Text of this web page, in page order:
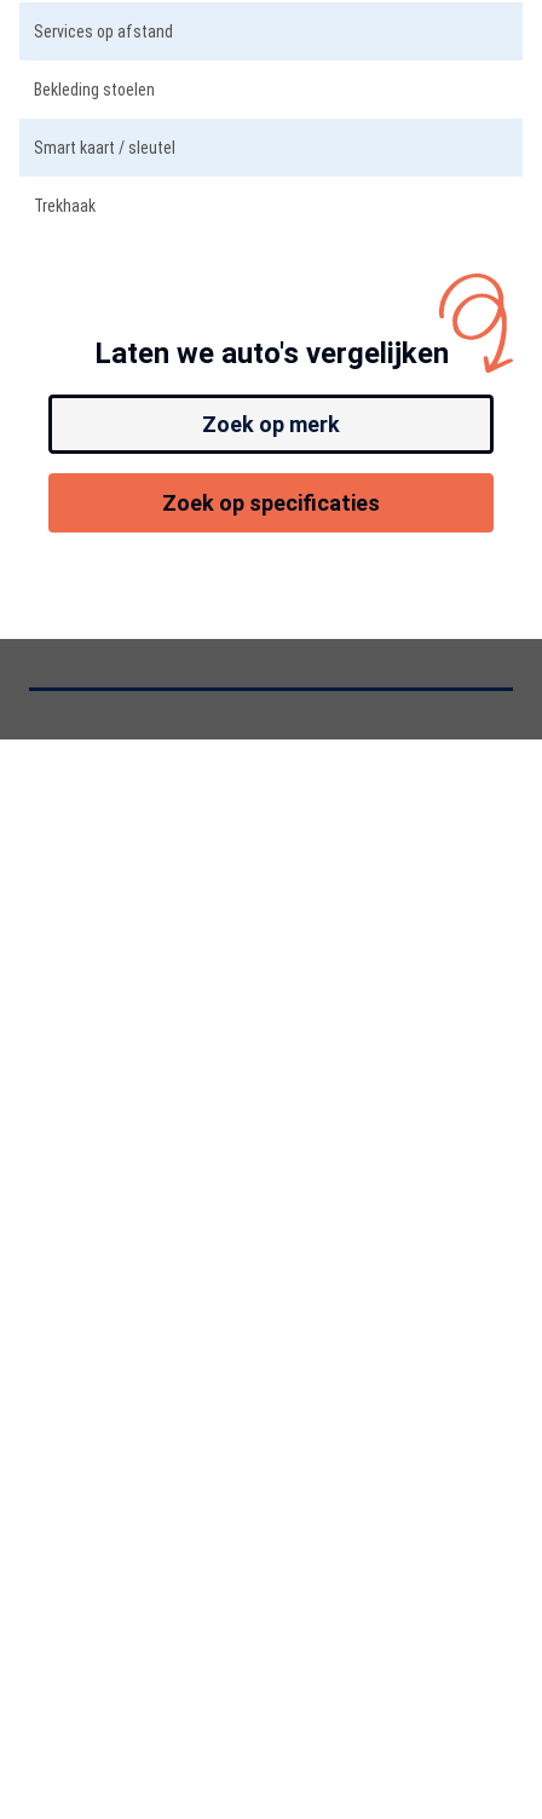
Services op afstand
Bekleding stoelen
Smart kaart / sleutel
Trekhaak
Laten we auto's vergelijken
Zoek op merk
Zoek op specificaties